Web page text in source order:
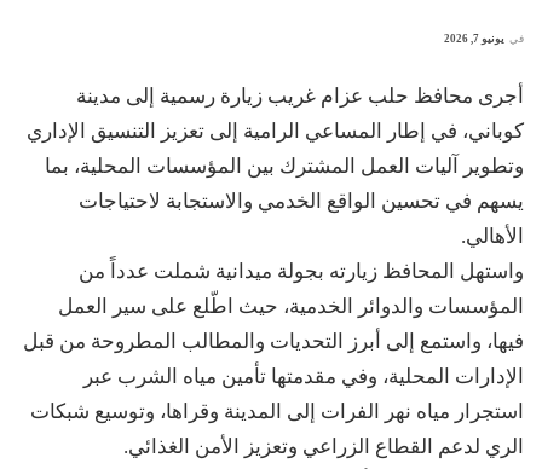
في يونيو 7, 2026
أجرى محافظ حلب عزام غريب زيارة رسمية إلى مدينة
كوباني، في إطار المساعي الرامية إلى تعزيز التنسيق الإداري
وتطوير آليات العمل المشترك بين المؤسسات المحلية، بما
يسهم في تحسين الواقع الخدمي والاستجابة لاحتياجات
الأهالي.
واستهل المحافظ زيارته بجولة ميدانية شملت عدداً من
المؤسسات والدوائر الخدمية، حيث اطّلع على سير العمل
فيها، واستمع إلى أبرز التحديات والمطالب المطروحة من قبل
الإدارات المحلية، وفي مقدمتها تأمين مياه الشرب عبر
استجرار مياه نهر الفرات إلى المدينة وقراها، وتوسيع شبكات
الري لدعم القطاع الزراعي وتعزيز الأمن الغذائي.